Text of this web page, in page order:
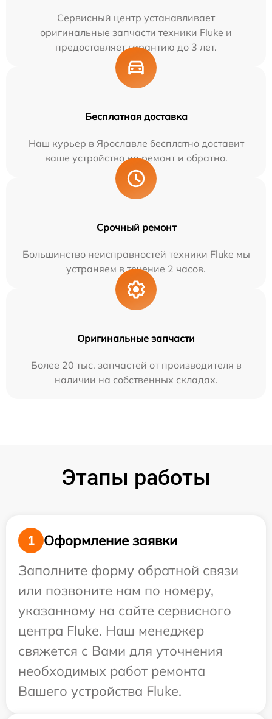
Сервисный центр устанавливает
оригинальные запчасти техники Fluke и
предоставляет гарантию до 3 лет.
Бесплатная доставка
Наш курьер в Ярославле бесплатно доставит
ваше устройство на ремонт и обратно.
Срочный ремонт
Большинство неисправностей техники Fluke мы
устраняем в течение 2 часов.
Оригинальные запчасти
Более 20 тыс. запчастей от производителя в
наличии на собственных складах.
Этапы работы
1
Оформление заявки
Заполните форму обратной связи
или позвоните нам по номеру,
указанному на сайте сервисного
центра Fluke. Наш менеджер
свяжется с Вами для уточнения
необходимых работ ремонта
Вашего устройства Fluke.